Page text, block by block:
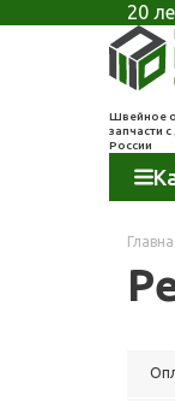
20
Швейное
запчасти
России